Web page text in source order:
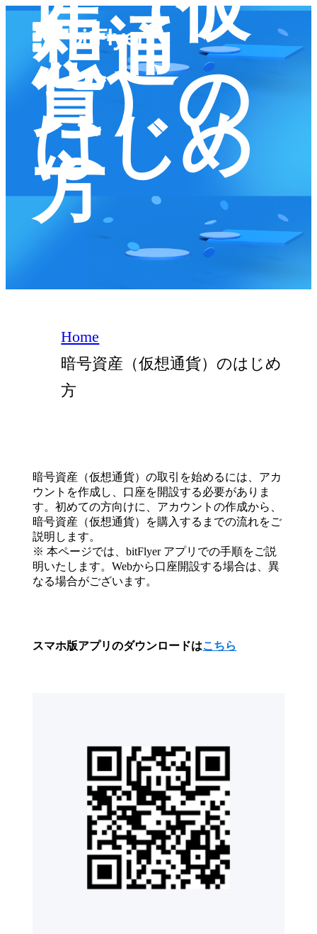
想通
貨）の
はじめ
方
Home
暗号資産（仮想通貨）のはじめ
方
暗号資産（仮想通貨）の取引を始めるには、アカ
ウントを作成し、口座を開設する必要がありま
す。初めての方向けに、アカウントの作成から、
暗号資産（仮想通貨）を購入するまでの流れをご
説明します。
※ 本ページでは、bitFlyer アプリでの手順をご説
明いたします。Webから口座開設する場合は、異
なる場合がございます。
スマホ版アプリのダウンロードはこちら